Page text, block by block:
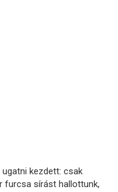
kezdett: csak
furcsa sírást hallottunk,